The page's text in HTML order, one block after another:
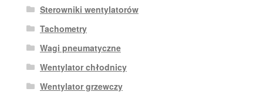
Sterowniki wentylatorów
Tachometry
Wagi pneumatyczne
Wentylator chłodnicy
Wentylator grzewczy